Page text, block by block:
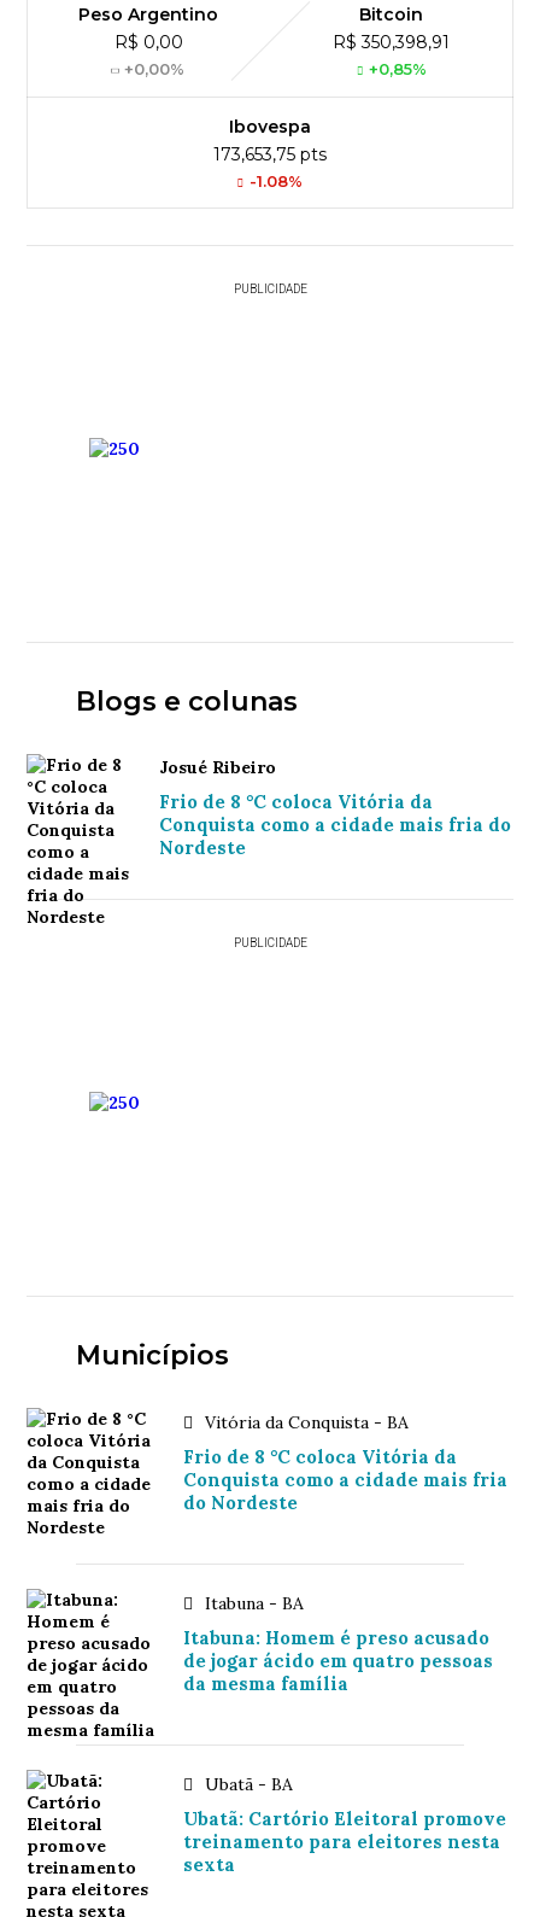
Peso Argentino
R$ 0,00
+0,00%
Bitcoin
R$ 350,398,91
+0,85%
Ibovespa
173,653,75 pts
-1.08%
PUBLICIDADE
Blogs e colunas
Josué Ribeiro
Frio de 8 °C coloca Vitória da
Conquista como a cidade mais fria do
Nordeste
PUBLICIDADE
Municípios
Vitória da Conquista - BA
Frio de 8 °C coloca Vitória da
Conquista como a cidade mais fria
do Nordeste
Itabuna - BA
Itabuna: Homem é preso acusado
de jogar ácido em quatro pessoas
da mesma família
Ubatã - BA
Ubatã: Cartório Eleitoral promove
treinamento para eleitores nesta
sexta